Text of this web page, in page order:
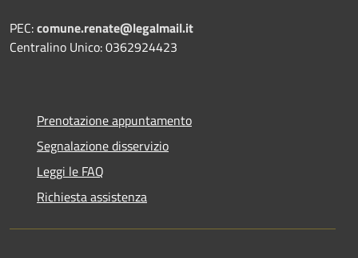
PEC:comune.renate@legalmail.it
Centralino Unico: 0362924423
Prenotazione appuntamento
Segnalazione disservizio
Leggi le FAQ
Richiesta assistenza